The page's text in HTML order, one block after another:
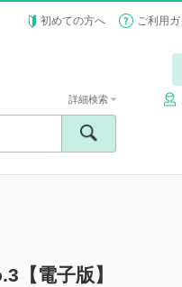
初めての方へ ご利用
詳細検索
【電子版】